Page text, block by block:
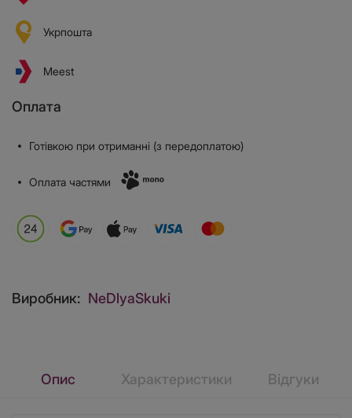
Укрпошта
Meest
Оплата
Готівкою при отриманні (з передоплатою)
Оплата частями
Виробник: NeDlyaSkuki
Опис Характеристики Відгуки